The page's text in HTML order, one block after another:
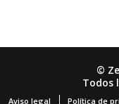
©
Todos
Aviso legal Política de